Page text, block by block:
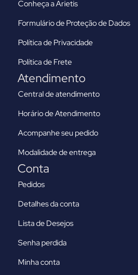
Conheça a Arietis
Formulário de Proteção de Dados
Política de Privacidade
Política de Frete
Atendimento
Central de atendimento
Horário de Atendimento
Acompanhe seu pedido
Modalidade de entrega
Conta
Pedidos
Detalhes da conta
Lista de Desejos
Senha perdida
Minha conta